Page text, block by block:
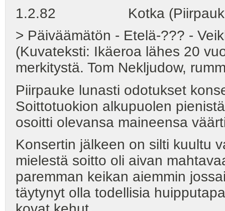
1.2.82 Kotka
> Päiväämätön - Etelä-??? -
(Kuvateksti: Ikäeroa lähes 20
merkitystä. Tom Nekljudow,
Piirpauke lunasti odotukset
Soittotuokion alkupuolen
osoitti olevansa maineensa
Konsertin jälkeen on silti kuultu
mielestä soitto oli aivan
paremman keikan aiemmin
täytynyt olla todellisia